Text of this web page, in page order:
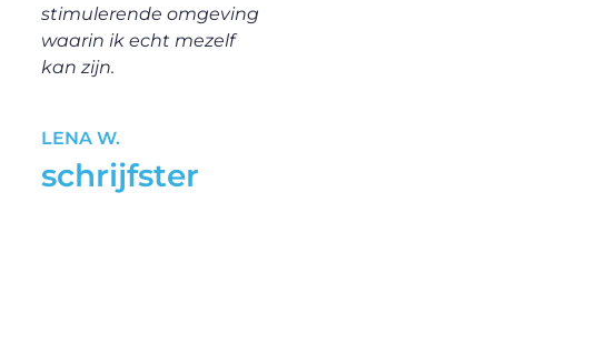
kreeg waardevolle
feedback die me hielp
groeien.
SOPHIE R.
blogger